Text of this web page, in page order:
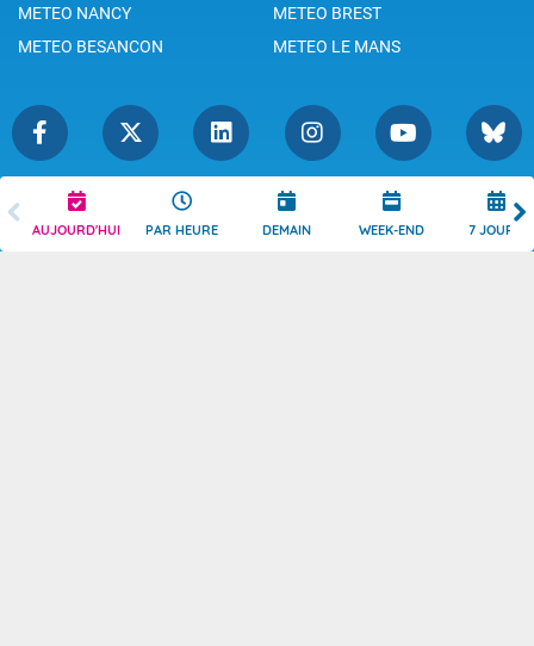
AUJOURD'HUI PAR HEURE DEMAIN WEEK-END 7 JOURS
METEO NANCY
METEO BREST
METEO BESANCON
METEO LE MANS